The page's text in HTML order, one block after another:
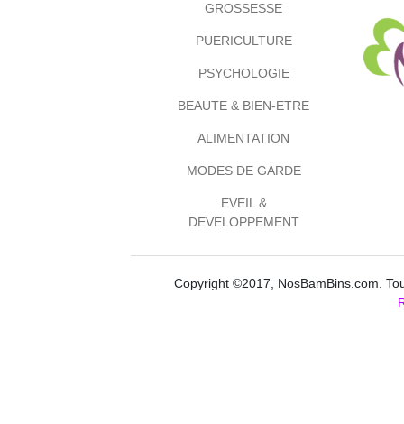
GROSSESSE
PUERICULTURE
PSYCHOLOGIE
BEAUTE & BIEN-ETRE
ALIMENTATION
MODES DE GARDE
EVEIL &
DEVELOPPEMENT
Copyright ©2017, NosBamBins.com.